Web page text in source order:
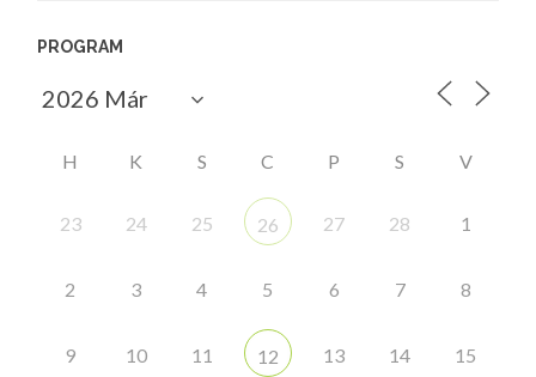
PROGRAM
H K S C P S V
23 24 25 26 27 28 1
2 3 4 5 6 7 8
9 10 11 12 13 14 15